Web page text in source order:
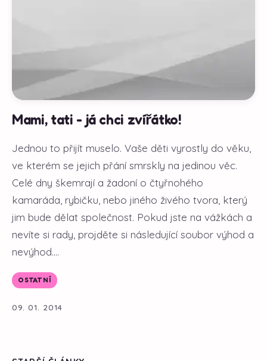
Mami, tati - já chci zvířátko!
Jednou to přijít muselo. Vaše děti vyrostly do věku,
ve kterém se jejich přání smrskly na jedinou věc.
Celé dny škemrají a žadoní o čtyřnohého
kamaráda, rybičku, nebo jiného živého tvora, který
jim bude dělat společnost. Pokud jste na vážkách a
nevíte si rady, projděte si následující soubor výhod a
nevýhod....
OSTATNÍ
09. 01. 2014